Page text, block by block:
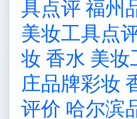
具点评 福州
美妆工具点
妆 香水 美妆
庄品牌彩妆
评价 哈尔滨